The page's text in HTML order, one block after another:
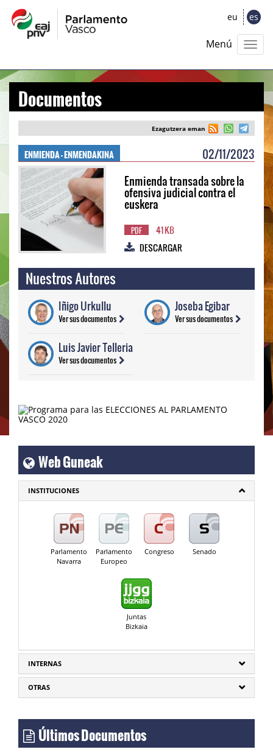
eu es
Menú
Documentos
Ezagutzera eman
ENMIENDA - ENMENDAKINA
02/11/2023
Enmienda transada sobre la
ofensiva judicial contra el
euskera
PDF
41 KB
DESCARGAR
Nuestros Autores
Iñigo Urkullu
Ver sus documentos
Joseba Egibar
Ver sus documentos
Luis Javier Telleria
Ver sus documentos
Web Guneak
INSTITUCIONES
Parlamento
Navarra
Parlamento
Europeo
Congreso Senado
Juntas
Bizkaia
INTERNAS
OTRAS
Últimos Documentos